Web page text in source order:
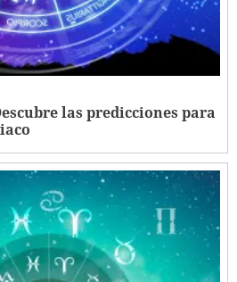
las predicciones para